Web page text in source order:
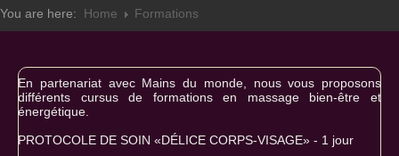
You are here: Home Formations
En partenariat avec Mains du monde, nous vous proposons
différents cursus de formations en massage bien-être et
énergétique.
PROTOCOLE DE SOIN «DÉLICE CORPS-VISAGE» - 1 jour